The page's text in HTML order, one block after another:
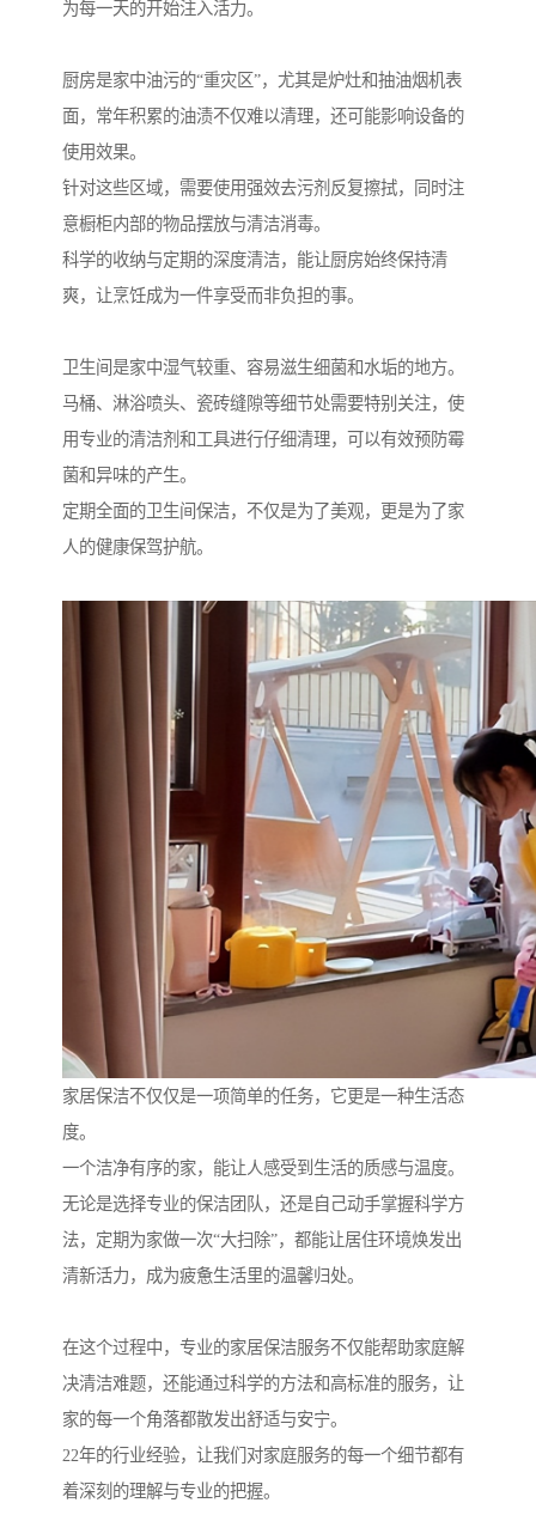
为每一天的开始注入活力。
厨房是家中油污的“重灾区”，尤其是炉灶和抽油烟机表
面，常年积累的油渍不仅难以清理，还可能影响设备的
使用效果。
针对这些区域，需要使用强效去污剂反复擦拭，同时注
意橱柜内部的物品摆放与清洁消毒。
科学的收纳与定期的深度清洁，能让厨房始终保持清
爽，让烹饪成为一件享受而非负担的事。
卫生间是家中湿气较重、容易滋生细菌和水垢的地方。
马桶、淋浴喷头、瓷砖缝隙等细节处需要特别关注，使
用专业的清洁剂和工具进行仔细清理，可以有效预防霉
菌和异味的产生。
定期全面的卫生间保洁，不仅是为了美观，更是为了家
人的健康保驾护航。
家居保洁不仅仅是一项简单的任务，它更是一种生活态
度。
一个洁净有序的家，能让人感受到生活的质感与温度。
无论是选择专业的保洁团队，还是自己动手掌握科学方
法，定期为家做一次“大扫除”，都能让居住环境焕发出
清新活力，成为疲惫生活里的温馨归处。
在这个过程中，专业的家居保洁服务不仅能帮助家庭解
决清洁难题，还能通过科学的方法和高标准的服务，让
家的每一个角落都散发出舒适与安宁。
22年的行业经验，让我们对家庭服务的每一个细节都有
着深刻的理解与专业的把握。